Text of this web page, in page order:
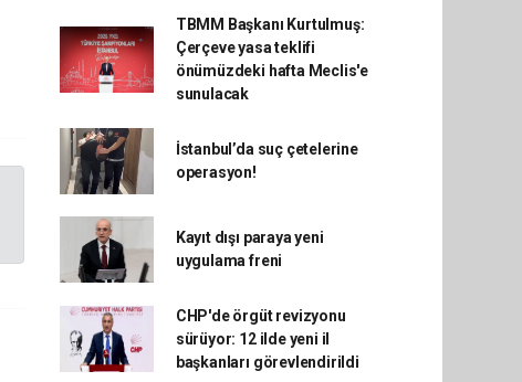
TBMM Başkanı Kurtulmuş:
Çerçeve yasa teklifi
önümüzdeki hafta Meclis'e
sunulacak
İstanbul’da suç çetelerine
operasyon!
Kayıt dışı paraya yeni
uygulama freni
CHP'de örgüt revizyonu
sürüyor: 12 ilde yeni il
başkanları görevlendirildi